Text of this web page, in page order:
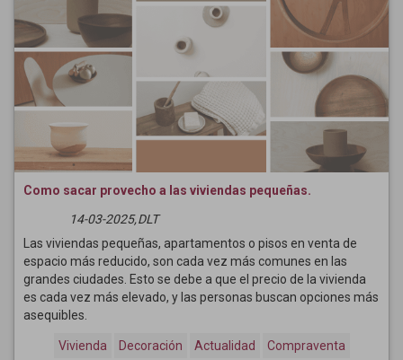
Como sacar provecho a las viviendas pequeñas.
14-03-2025,DLT
Las viviendas pequeñas, apartamentos o pisos en venta de
espacio más reducido, son cada vez más comunes en las
grandes ciudades. Esto se debe a que el precio de la vivienda
es cada vez más elevado, y las personas buscan opciones más
asequibles.
Vivienda Decoración Actualidad Compraventa